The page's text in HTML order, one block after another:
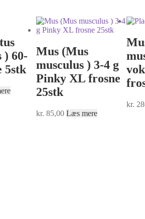
) 60-
5stk
Mus (Mus
musculus ) 3-4 g
Pinky XL frosne
25stk
kr. 85,00 Læs mere
kr.